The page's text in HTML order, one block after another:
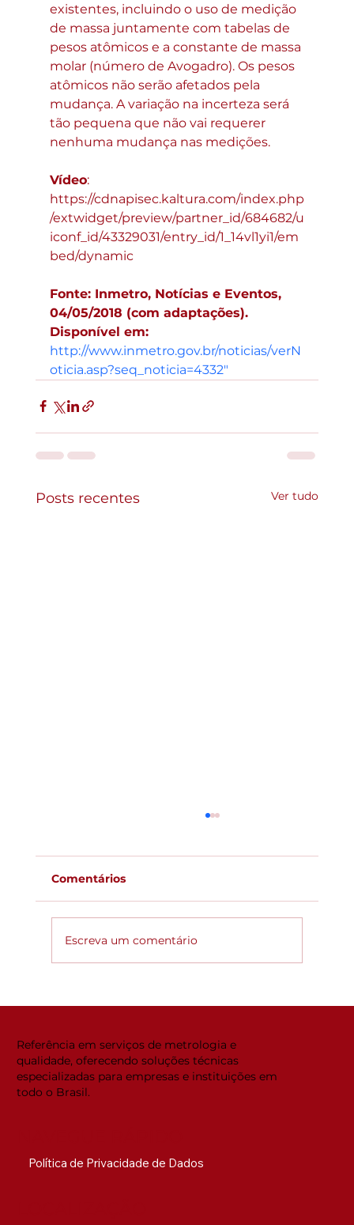
existentes, incluindo o uso de medição
de massa juntamente com tabelas de
pesos atômicos e a constante de massa
molar (número de Avogadro). Os pesos
atômicos não serão afetados pela
mudança. A variação na incerteza será
tão pequena que não vai requerer
nenhuma mudança nas medições.
Vídeo:
https://cdnapisec.kaltura.com/index.php
/extwidget/preview/partner_id/684682/u
iconf_id/43329031/entry_id/1_14vl1yi1/em
bed/dynamic
Fonte: Inmetro, Notícias e Eventos,
04/05/2018 (com adaptações).
Disponível em:
http://www.inmetro.gov.br/noticias/verN
oticia.asp?seq_noticia=4332"
Posts recentes Ver tudo
Comentários
Escreva um comentário
Referência em serviços de metrologia e
qualidade, oferecendo soluções técnicas
especializadas para empresas e instituições em
todo o Brasil.
Política de Privacidade de Dados